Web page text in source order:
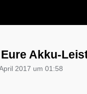
Akku-
2017 um 01:58